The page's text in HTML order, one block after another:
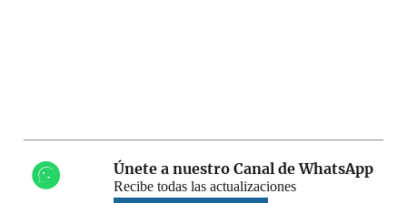
Únete a nuestro Canal de WhatsApp
Recibe todas las actualizaciones